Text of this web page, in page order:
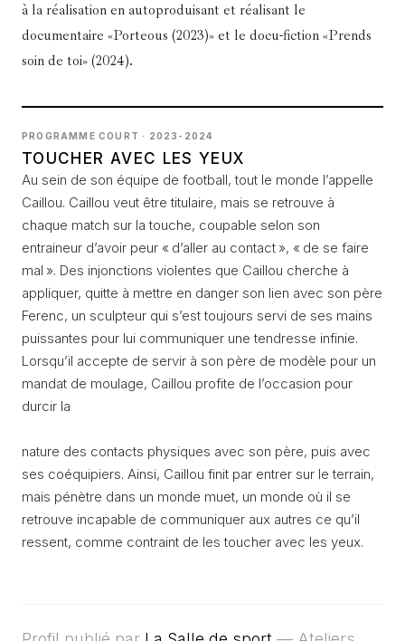
à la réalisation en autoproduisant et réalisant le
documentaire «Porteous (2023)» et le docu-fiction «Prends
soin de toi» (2024).
PROGRAMME COURT · 2023-2024
TOUCHER AVEC LES YEUX
Au sein de son équipe de football, tout le monde l’appelle
Caillou. Caillou veut être titulaire, mais se retrouve à
chaque match sur la touche, coupable selon son
entraineur d’avoir peur « d’aller au contact », « de se faire
mal ». Des injonctions violentes que Caillou cherche à
appliquer, quitte à mettre en danger son lien avec son père
Ferenc, un sculpteur qui s’est toujours servi de ses mains
puissantes pour lui communiquer une tendresse infinie.
Lorsqu’il accepte de servir à son père de modèle pour un
mandat de moulage, Caillou profite de l’occasion pour
durcir la
nature des contacts physiques avec son père, puis avec
ses coéquipiers. Ainsi, Caillou finit par entrer sur le terrain,
mais pénètre dans un monde muet, un monde où il se
retrouve incapable de communiquer aux autres ce qu’il
ressent, comme contraint de les toucher avec les yeux.